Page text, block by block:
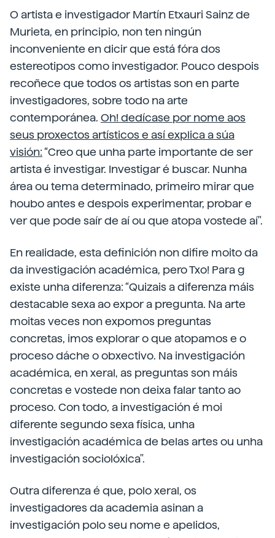
O artista e investigador Martín Etxauri Sainz de
Murieta, en principio, non ten ningún
inconveniente en dicir que está fóra dos
estereotipos como investigador. Pouco despois
recoñece que todos os artistas son en parte
investigadores, sobre todo na arte
contemporánea. Oh! dedícase por nome aos
seus proxectos artísticos e así explica a súa
visión:“Creo que unha parte importante de ser
artista é investigar. Investigar é buscar. Nunha
área ou tema determinado, primeiro mirar que
houbo antes e despois experimentar, probar e
ver que pode saír de aí ou que atopa vostede aí".
En realidade, esta definición non difire moito da
da investigación académica, pero Txo! Para g
existe unha diferenza: “Quizais a diferenza máis
destacable sexa ao expor a pregunta. Na arte
moitas veces non expomos preguntas
concretas, imos explorar o que atopamos e o
proceso dáche o obxectivo. Na investigación
académica, en xeral, as preguntas son máis
concretas e vostede non deixa falar tanto ao
proceso. Con todo, a investigación é moi
diferente segundo sexa física, unha
investigación académica de belas artes ou unha
investigación sociolóxica".
Outra diferenza é que, polo xeral, os
investigadores da academia asinan a
investigación polo seu nome e apelidos,